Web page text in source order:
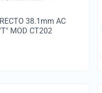
38.1mm AC
MOD CT202